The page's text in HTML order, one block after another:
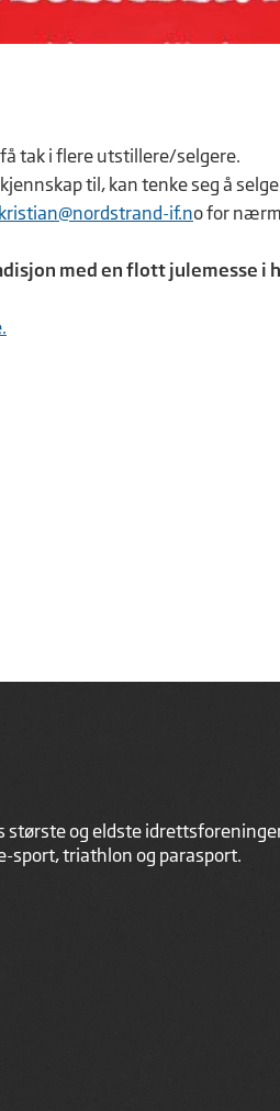
tak i flere utstillere/selgere.
til, kan tenke seg å
kristian@nordstrand-if.no for
med en flott julemesse i
og eldste
sport, triathlon og parasport.